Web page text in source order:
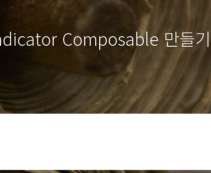
Composable 만들기